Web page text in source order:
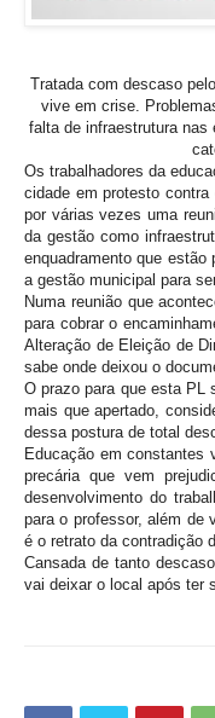
Tratada com descaso
vive em crise.
falta de infraestrutura
Os trabalhadores da
cidade em protesto
por várias vezes uma
da gestão como
enquadramento que
a gestão municipal para
Numa reunião que
para cobrar o
Alteração de Eleição de
sabe onde deixou o
O prazo para que esta PL
mais que apertado,
dessa postura de total
Educação em constantes
precária que vem
desenvolvimento do
para o professor, além de
é o retrato da contradição
Cansada de tanto
vai deixar o local após ter